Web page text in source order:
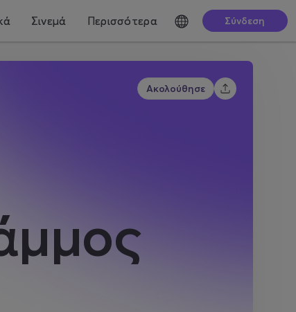
Σινεμά Περισσότερα Σύνδεση
Ακολούθησε